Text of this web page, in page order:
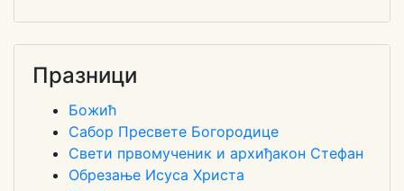
Празници
Божић
Сабор Пресвете Богородице
Свети првомученик и архиђакон Стефан
Обрезање Исуса Христа